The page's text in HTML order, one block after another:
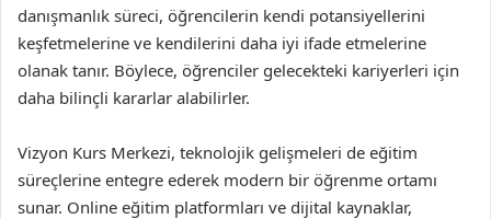
danışmanlık süreci, öğrencilerin kendi potansiyellerini
keşfetmelerine ve kendilerini daha iyi ifade etmelerine
olanak tanır. Böylece, öğrenciler gelecekteki kariyerleri için
daha bilinçli kararlar alabilirler.
Vizyon Kurs Merkezi, teknolojik gelişmeleri de eğitim
süreçlerine entegre ederek modern bir öğrenme ortamı
sunar. Online eğitim platformları ve dijital kaynaklar,